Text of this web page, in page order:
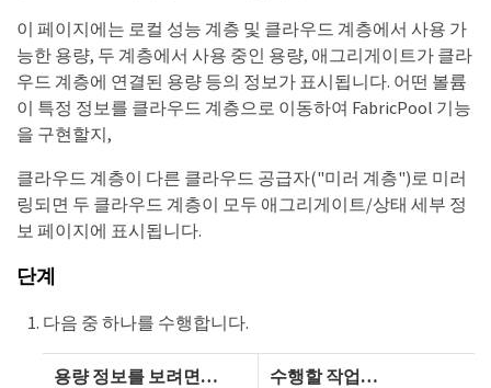
이 페이지에는 로컬 성능 계층 및 클라우드 계층에서 사용 가
능한 용량, 두 계층에서 사용 중인 용량, 애그리게이트가 클라
우드 계층에 연결된 용량 등의 정보가 표시됩니다. 어떤 볼륨
이 특정 정보를 클라우드 계층으로 이동하여 FabricPool 기능
을 구현할지,
클라우드 계층이 다른 클라우드 공급자("미러 계층")로 미러
링되면 두 클라우드 계층이 모두 애그리게이트/상태 세부 정
보 페이지에 표시됩니다.
단계
다음 중 하나를 수행합니다.
용량 정보를 보려면…​ 수행할 작업…​